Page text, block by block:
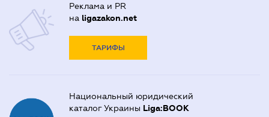
Реклама и PR
на ligazakon.net
ТАРИФЫ
Национальный юридический
каталог Украины Liga:BOOK